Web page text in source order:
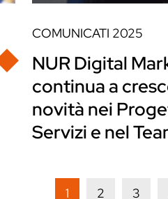
COMUNICATI 2025
NUR Digital
continua a
novità nei
Servizi e nel
1 2 3